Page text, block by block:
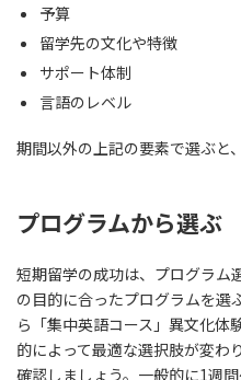
予算
留学先の文化や特徴
サポート体制
言語のレベル
期間以外の上記の要素で選ぶと
プログラムから選ぶ
短期留学の成功は、プログラム
の目的に合ったプログラムを選
ら「集中英語コース」異文化体
的によって最適な選択肢が変わ
確認しましょう。一般的に1週